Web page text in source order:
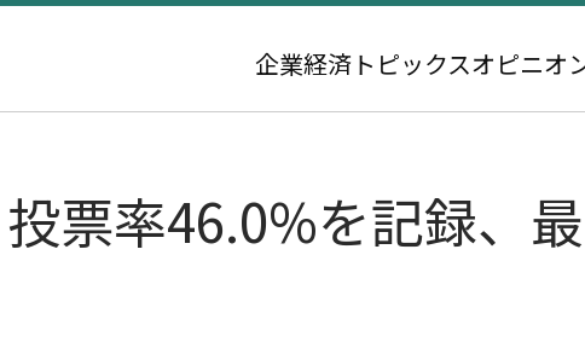
企業経済 トピックスオピニオ
票率46.0%を記録、